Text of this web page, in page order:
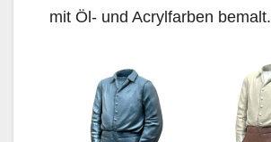
mit Öl- und Acrylfarben bemalt.